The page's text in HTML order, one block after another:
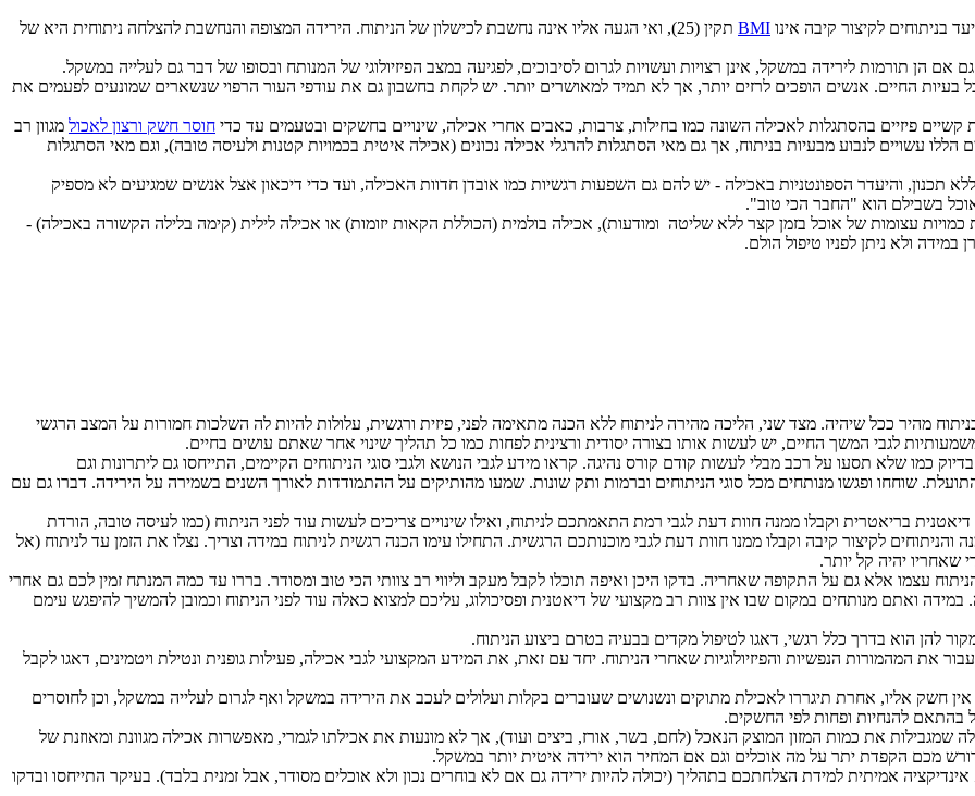
BMI
תקין (25), ואי הגעה אליו אינה נחשבת לכישלון של הניתוח. הירידה המצופה והנחשבת להצלחה ניתוחית היא של
אם הן תורמות לירידה במשקל, אינן רצויות ועשויות לגרום לסיבוכים, לפגיעה במצב הפיזיולוגי של המנותח ובסופו של דבר גם לעלייה במשקל.
בעיות החיים. אנשים הופכים לרזים יותר, אך לא תמיד למאושרים יותר. יש לקחת בחשבון גם את עודפי העור הרפוי שנשארים שמונעים לפעמים את
פיזיים בהסתגלות לאכילה השונה כמו בחילות, צרבות, כאבים אחרי אכילה, שינויים בחשקים ובטעמים עד כדי חוסר חשק ורצון לאכול מגוון רב
הללו עשויים לנבוע מבעיות בניתוח, אך גם מאי הסתגלות להרגלי אכילה נכונים (אכילה איטית בכמויות קטנות ולעיסה טובה), וגם מאי הסתגלות
תכנון, והיעדר הספונטניות באכילה - יש להם גם השפעות רגשיות כמו אובדן חדוות האכילה, ועד כדי דיכאון אצל אנשים שמגיעים לא מספיק
בשבילם הוא "החבר הכי טוב".
עצומות של אוכל בזמן קצר ללא שליטה ומודעות), אכילה בולמית (הכוללת הקאות יזומות) או אכילה לילית (קימה בלילה הקשורה באכילה) -
ולא ניתן לפניו טיפול הולם.
מהיר ככל שיהיה. מצד שני, הליכה מהירה לניתוח ללא הכנה מתאימה לפני, פיזית ורגשית, עלולות להיות לה השלכות חמורות על המצב הרגשי
לגבי המשך החיים, יש לעשות אותו בצורה יסודית ורצינית לפחות כמו כל תהליך שינוי אחר שאתם עושים בחיים.
כמו שלא תסעו על רכב מבלי לעשות קודם קורס נהיגה. קראו מידע לגבי הנושא ולגבי סוגי הניתוחים הקיימים, התייחסו גם ליתרונות וגם
שוחחו ופגשו מנותחים מכל סוגי הניתוחים וברמות ותק שונות. שמעו מהותיקים על ההתמודדות לאורך השנים בשמירה על הירידה. דברו גם עם
בריאטרית וקבלו ממנה חוות דעת לגבי רמת התאמתכם לניתוח, ואילו שינויים צריכים לעשות עוד לפני הניתוח (כמו לעיסה טובה, הורדת
לקיצור קיבה וקבלו ממנו חוות דעת לגבי מוכנותכם הרגשית. התחילו עימו הכנה רגשית לניתוח במידה וצריך. נצלו את הזמן עד לניתוח (אל
שאחריו יהיה קל יותר.
עצמו אלא גם על התקופה שאחריה. בדקו היכן ואיפה תוכלו לקבל מעקב וליווי רב צוותי הכי טוב ומסודר. בררו עד כמה המנתח זמין לכם גם אחרי
ואתם מנותחים במקום שבו אין צוות רב מקצועי של דיאטנית ופסיכולוג, עליכם למצוא כאלה עוד לפני הניתוח וכמובן להמשיך להיפגש עימם
להן הוא בדרך כלל רגשי, דאגו לטיפול מקדים בבעיה בטרם ביצוע הניתוח.
המהמורות הנפשיות והפיזיולוגיות שאחרי הניתוח. יחד עם זאת, את המידע המקצועי לגבי אכילה, פעילות גופנית ונטילת ויטמינים, דאגו לקבל
חשק אליו, אחרת תיגררו לאכילת מתוקים ונשנושים שעוברים בקלות ועלולים לעכב את הירידה במשקל ואף לגרום לעלייה במשקל, וכן לחוסרים
בהתאם להנחיות ופחות לפי החשקים.
שמגבילות את כמות המזון המוצק הנאכל (לחם, בשר, אורז, ביצים ועוד), אך לא מונעות את אכילתו לגמרי, מאפשרות אכילה מגוונת ומאוזנת של
מכם הקפדת יתר על מה אוכלים וגם אם המחיר הוא ירידה איטית יותר במשקל.
אמיתית למידת הצלחתכם בתהליך (יכולה להיות ירידה גם אם לא בוחרים נכון ולא אוכלים מסודר, אבל זמנית בלבד). בעיקר התייחסו ובדקו